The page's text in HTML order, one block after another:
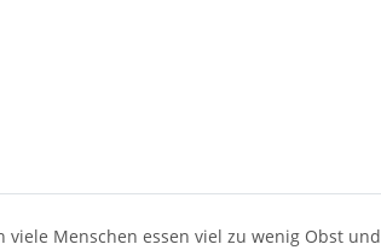
Menschen essen viel zu wenig Obst